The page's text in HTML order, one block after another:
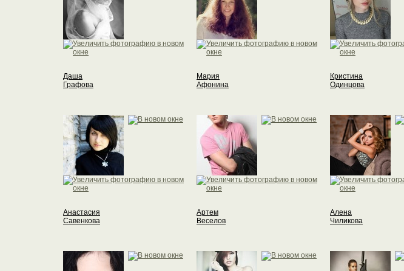
Даша
Графова
Мария
Афонина
Кристина
Одинцова
Анастасия
Савенкова
Артем
Веселов
Алена
Чиликова